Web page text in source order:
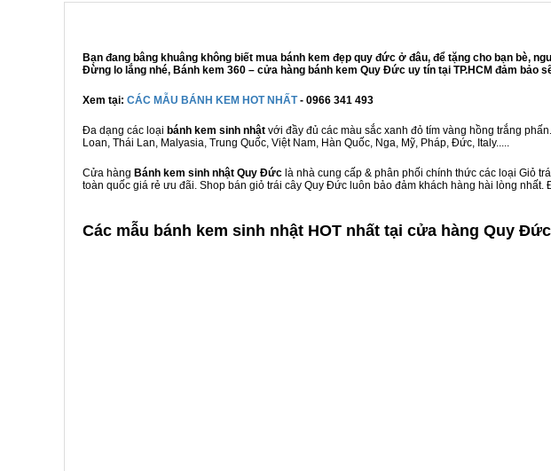
Bạn đang bâng khuâng không biết mua bánh kem đẹp quy đức ở đâu, để tặng cho bạn bè,
Đừng lo lắng nhé, Bánh kem 360 – cửa hàng bánh kem Quy Đức uy tín tại TP.HCM đảm bảo
Xem tại: CÁC MẪU BÁNH KEM HOT NHẤT- 0966 341 493
Đa dạng các loại bánh kem sinh nhật với đầy đủ các màu sắc xanh đỏ tím vàng hồng trắng
Loan, Thái Lan, Malyasia, Trung Quốc, Việt Nam, Hàn Quốc, Nga, Mỹ, Pháp, Đức, Italy.....
Cửa hàng Bánh kem sinh nhật Quy Đức là nhà cung cấp & phân phối chính thức các loại Giỏ
toàn quốc giá rẻ ưu đãi. Shop bán giỏ trái cây Quy Đức luôn bảo đảm khách hàng hài lòng nhất.
Các mẫu bánh kem sinh nhật HOT nhất tại cửa hàng Quy Đức